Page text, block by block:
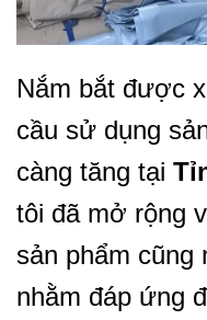
Nắm bắt được
cầu sử dụng
càng tăng tại
tôi đã mở rộng
sản phẩm cũng
nhằm đáp ứng